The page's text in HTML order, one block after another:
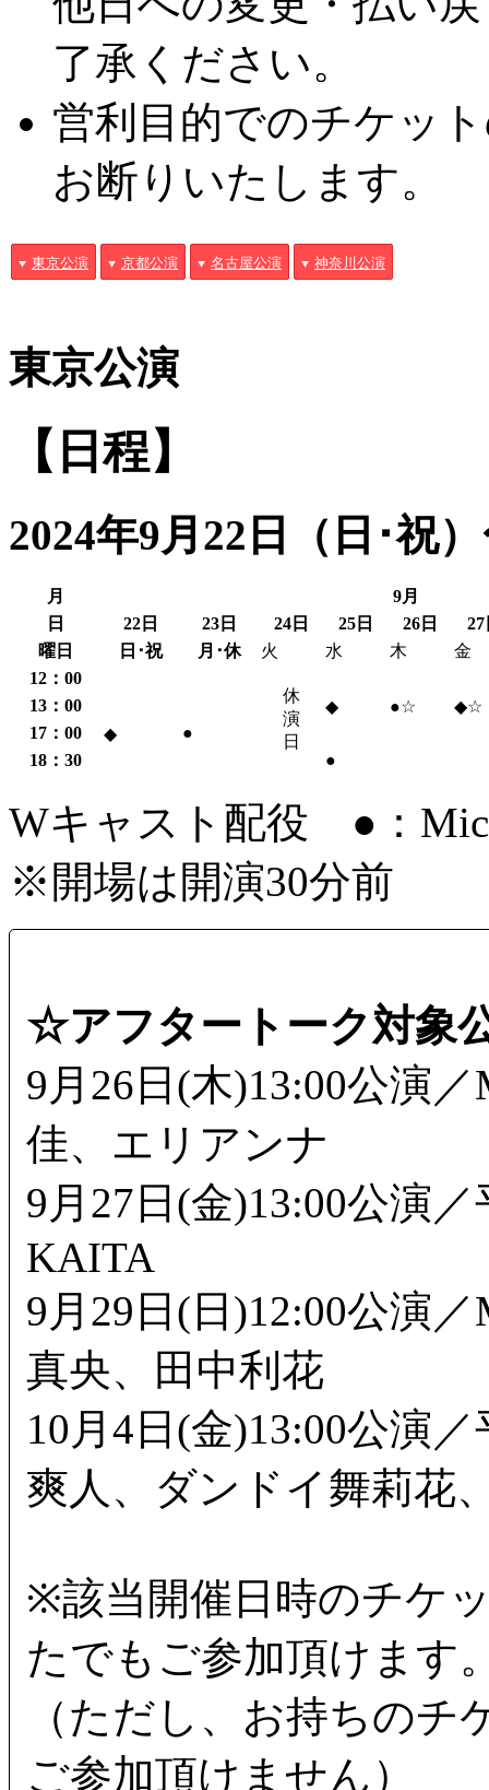
了承ください。
営利目的でのチケッ
お断りいたします。
東京公演 京都公演 名古屋公演 神奈川公演
東京公演
【日程】
2024年9月22日（日･祝
月
9月
日
22日 23日 24日 25日 26日
27
曜日
日･祝 月･休 火 水 木
金
12：00
休
演
日
13：00 ◆ ●☆
◆☆
17：00
◆
●
18：30
●
Wキャスト配役 ●：
※開場は開演30分前
☆アフタートーク対象
9月26日(木)13:00公演
佳、エリアンナ
9月27日(金)13:00公演
KAITA
9月29日(日)12:00公演
真央、田中利花
10月4日(金)13:00公演
爽人、ダンドイ舞莉花
※該当開催日時のチケ
たでもご参加頂けます
（ただし、お持ちの
ご参加頂けません）